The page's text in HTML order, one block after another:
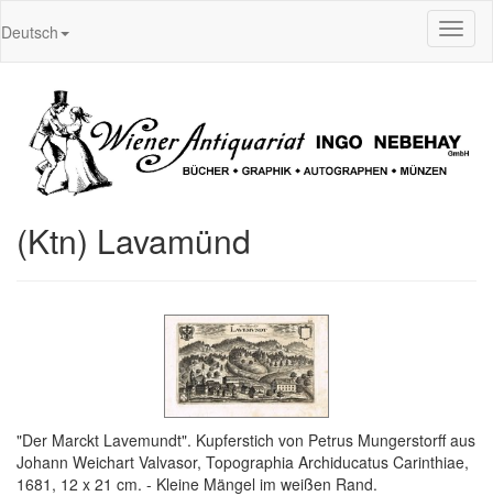
Deutsch
(Ktn) Lavamünd
"Der Marckt Lavemundt". Kupferstich von Petrus Mungerstorff aus
Johann Weichart Valvasor, Topographia Archiducatus Carinthiae,
1681, 12 x 21 cm. - Kleine Mängel im weißen Rand.